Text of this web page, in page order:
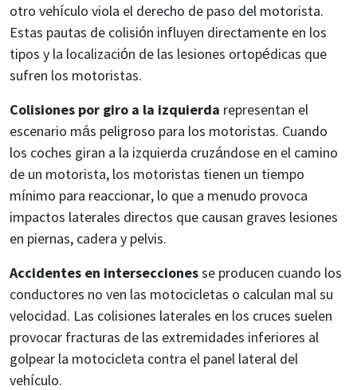
otro vehículo viola el derecho de paso del motorista.
Estas pautas de colisión influyen directamente en los
tipos y la localización de las lesiones ortopédicas que
sufren los motoristas.
Colisiones por giro a la izquierda representan el
escenario más peligroso para los motoristas. Cuando
los coches giran a la izquierda cruzándose en el camino
de un motorista, los motoristas tienen un tiempo
mínimo para reaccionar, lo que a menudo provoca
impactos laterales directos que causan graves lesiones
en piernas, cadera y pelvis.
Accidentes en interseccionesse producen cuando los
conductores no ven las motocicletas o calculan mal su
velocidad. Las colisiones laterales en los cruces suelen
provocar fracturas de las extremidades inferiores al
golpear la motocicleta contra el panel lateral del
vehículo.